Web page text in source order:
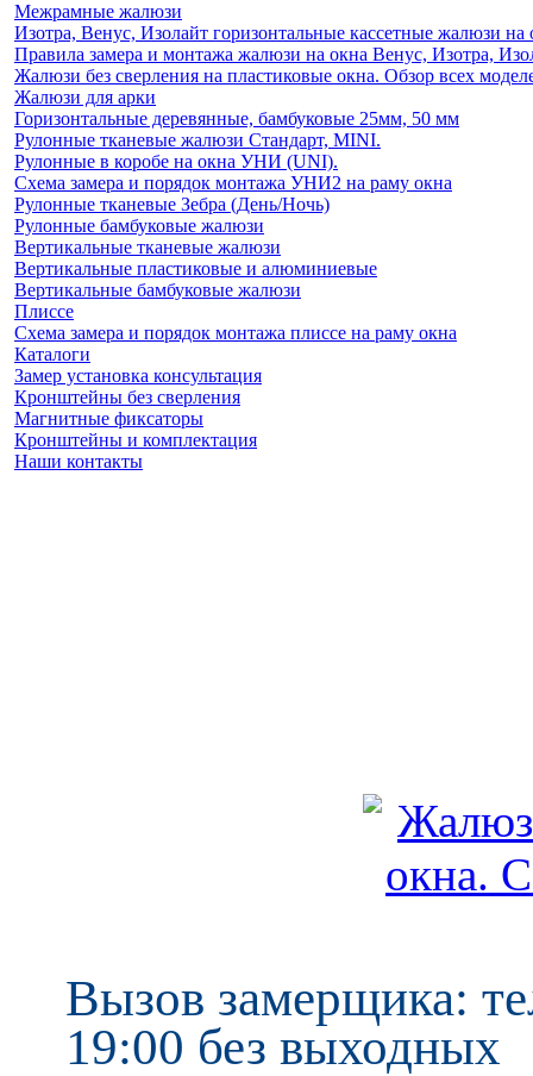
Межрамные жалюзи
Изотра, Венус, Изолайт горизонтальные кассетные жалюзи на
Правила замера и монтажа жалюзи на окна Венус, Изотра,
Жалюзи без сверления на пластиковые окна. Обзор всех
Жалюзи для арки
Горизонтальные деревянные, бамбуковые 25мм, 50 мм
Рулонные тканевые жалюзи Стандарт, MINI.
Рулонные в коробе на окна УНИ (UNI).
Схема замера и порядок монтажа УНИ2 на раму окна
Рулонные тканевые Зебра (День/Ночь)
Рулонные бамбуковые жалюзи
Вертикальные тканевые жалюзи
Вертикальные пластиковые и алюминиевые
Вертикальные бамбуковые жалюзи
Плиссе
Схема замера и порядок монтажа плиссе на раму окна
Каталоги
Замер установка консультация
Кронштейны без сверления
Магнитные фиксаторы
Кронштейны и комплектация
Наши контакты
Вызов замерщика:
19:00 без выходных